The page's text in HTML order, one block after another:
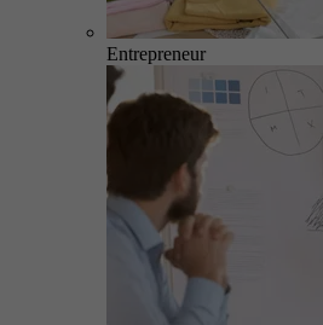
Entrepreneur